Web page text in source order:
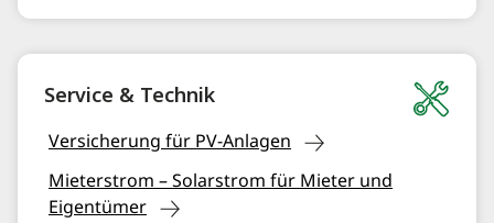
Service & Technik
Versicherung für PV-Anlagen
Mieterstrom – Solarstrom für Mieter und
Eigentümer